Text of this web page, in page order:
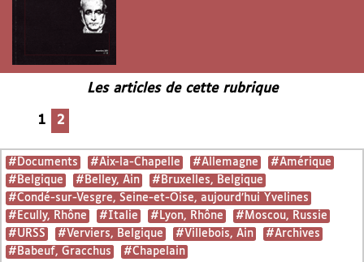
Les articles de cette rubrique
1 2
#Documents #Aix-la-Chapelle #Allemagne
#Amérique
#Belgique
#Belley, Ain
#Bruxelles, Belgique
#Condé-sur-Vesgre, Seine-et-Oise, aujourd’hui Yvelines
#Ecully, Rhône
#Italie #Lyon, Rhône
#Moscou, Russie
#URSS
#Verviers, Belgique #Villebois, Ain
#Archives
#Babeuf, Gracchus
#Chapelain